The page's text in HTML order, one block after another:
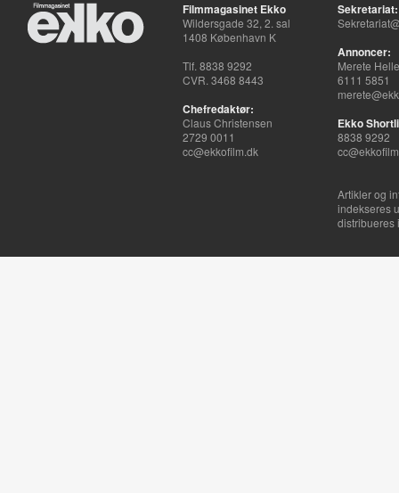
Filmmagasinet Ekko
Wildersgade 32, 2. sal
1408 København K
Tlf. 8838 9292
CVR. 3468 8443
Chefredaktør:
Claus Christensen
2729 0011
cc@ekkofilm.dk
Sekretariat:
Annoncer:
Merete
6111 5851
Ekko
8838 9292
Artikler og
indekseres
distribueres